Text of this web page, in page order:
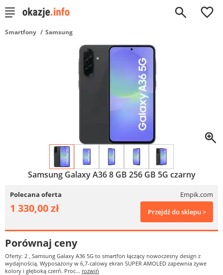
0
Smartfony Samsung
Samsung Galaxy A36 8 GB 256 GB 5G czarny
Polecana oferta Empik.com
1 330,00 zł Przejdź do sklepu >
Porównaj ceny
Oferty: 2 , Samsung Galaxy A36 5G to smartfon łączący nowoczesny design z
wydajnością. Wyposażony w 6,7-calowy ekran SUPER AMOLED zapewnia żywe
kolory i głęboką czerń. Proc... rozwiń